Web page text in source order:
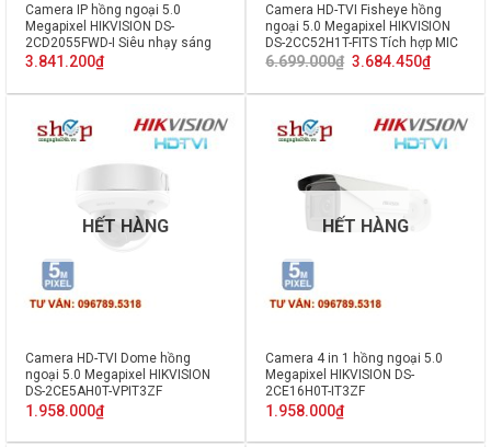
Camera IP hồng ngoại 5.0
Megapixel HIKVISION DS-
2CD2055FWD-I Siêu nhạy sáng
3.841.200₫
Camera HD-TVI Fisheye hồng
ngoại 5.0 Megapixel HIKVISION
DS-2CC52H1T-FITS Tích hợp MIC
6.699.000₫ Giá
3.684.450₫Giá
hiện
HẾT HÀNG
Camera HD-TVI Dome hồng
ngoại 5.0 Megapixel HIKVISION
DS-2CE5AH0T-VPIT3ZF
1.958.000₫
HẾT HÀNG
Camera 4 in 1 hồng ngoại 5.0
Megapixel HIKVISION DS-
2CE16H0T-IT3ZF
1.958.000₫